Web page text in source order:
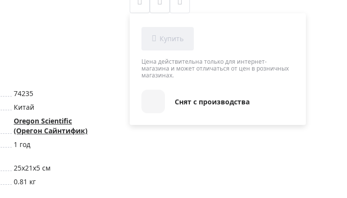
Фонари
Элементы питания, карты памяти
Фотоловушки
Экшн-камеры
Мерч
Приборы для обслуживания сетей
Влагомеры (датчики влажности)
Измерители параметров окружающей
среды
Видеоэндоскопы
74235
Китай
Oregon Scientific
(Орегон Сайнтифик)
1 год
25x21x5 см
0.81 кг
Цена действительна только для интернет-
магазина и может отличаться от цен в розничных
магазинах.
Снят с производства